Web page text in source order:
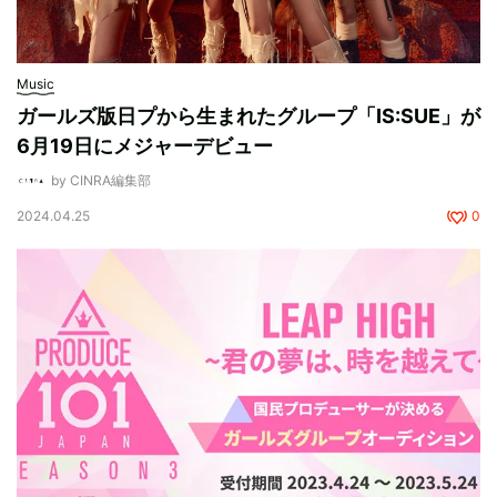
Music
ガールズ版日プから生まれたグループ「IS:SUE」が
6月19日にメジャーデビュー
by CINRA編集部
2024.04.25 0